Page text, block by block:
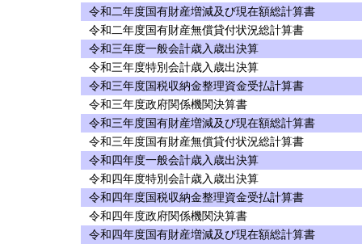
令和二年度国有財産増減及び現在額総計算書
令和二年度国有財産無償貸付状況総計算書
令和三年度一般会計歳入歳出決算
令和三年度特別会計歳入歳出決算
令和三年度国税収納金整理資金受払計算書
令和三年度政府関係機関決算書
令和三年度国有財産増減及び現在額総計算書
令和三年度国有財産無償貸付状況総計算書
令和四年度一般会計歳入歳出決算
令和四年度特別会計歳入歳出決算
令和四年度国税収納金整理資金受払計算書
令和四年度政府関係機関決算書
令和四年度国有財産増減及び現在額総計算書